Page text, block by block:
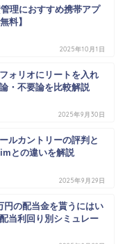
管理におすすめ携帯アプ
料】
2025年10月1日
ォリオにリートを入れ
・不要論を比較解説
2025年9月30日
ルカントリーの評判と
との違いを解説
2025年9月29日
円の配当金を貰うにはい
当利回り別シミュレー